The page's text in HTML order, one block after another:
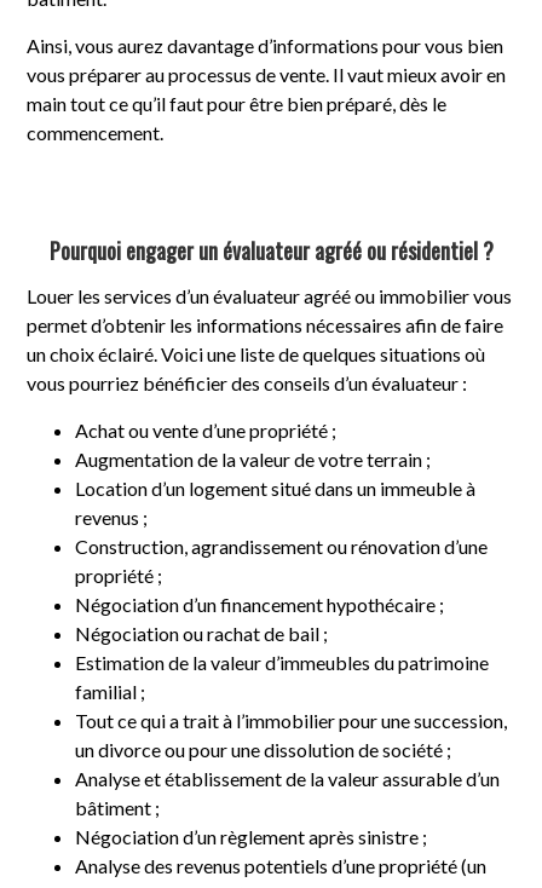
Ainsi, vous aurez davantage d’informations pour vous bien
vous préparer au processus de vente. Il vaut mieux avoir en
main tout ce qu’il faut pour être bien préparé, dès le
commencement.
Pourquoi engager un évaluateur agréé ou résidentiel ?
Louer les services d’un évaluateur agréé ou immobilier vous
permet d’obtenir les informations nécessaires afin de faire
un choix éclairé. Voici une liste de quelques situations où
vous pourriez bénéficier des conseils d’un évaluateur :
Achat ou vente d’une propriété ;
Augmentation de la valeur de votre terrain ;
Location d’un logement situé dans un immeuble à
revenus ;
Construction, agrandissement ou rénovation d’une
propriété ;
Négociation d’un financement hypothécaire ;
Négociation ou rachat de bail ;
Estimation de la valeur d’immeubles du patrimoine
familial ;
Tout ce qui a trait à l’immobilier pour une succession,
un divorce ou pour une dissolution de société ;
Analyse et établissement de la valeur assurable d’un
bâtiment ;
Négociation d’un règlement après sinistre ;
Analyse des revenus potentiels d’une propriété (un